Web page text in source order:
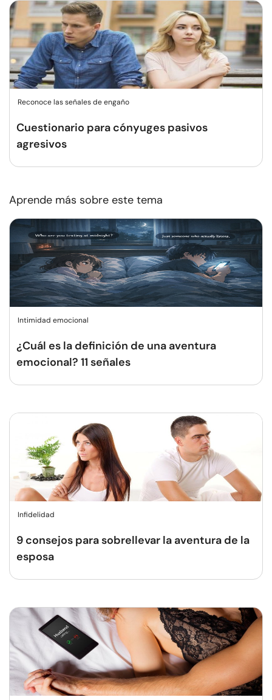
Reconoce las señales de engaño
Cuestionario para cónyuges pasivos
agresivos
Aprende más sobre este tema
Intimidad emocional
¿Cuál es la definición de una aventura
emocional? 11 señales
Infidelidad
9 consejos para sobrellevar la aventura de la
esposa